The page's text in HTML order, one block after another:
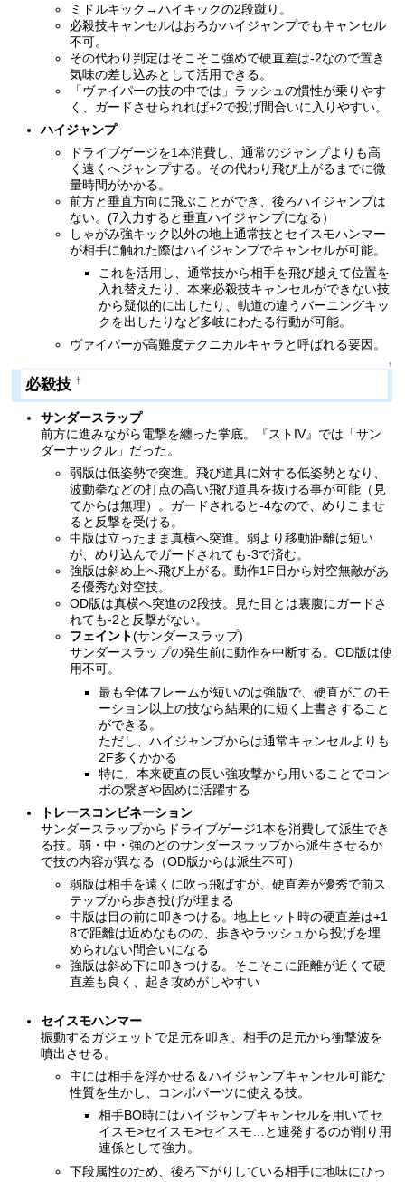
ミドルキック→ハイキックの2段蹴り。
必殺技キャンセルはおろかハイジャンプでもキャンセル
不可。
その代わり判定はそこそこ強めで硬直差は-2なので置き
気味の差し込みとして活用できる。
「ヴァイパーの技の中では」ラッシュの慣性が乗りやす
く、ガードさせられれば+2で投げ間合いに入りやすい。
ハイジャンプ
ドライブゲージを1本消費し、通常のジャンプよりも高
く遠くへジャンプする。その代わり飛び上がるまでに微
量時間がかかる。
前方と垂直方向に飛ぶことができ、後ろハイジャンプは
ない。(7入力すると垂直ハイジャンプになる）
しゃがみ強キック以外の地上通常技とセイスモハンマー
が相手に触れた際はハイジャンプでキャンセルが可能。
これを活用し、通常技から相手を飛び越えて位置を
入れ替えたり、本来必殺技キャンセルができない技
から疑似的に出したり、軌道の違うバーニングキッ
クを出したりなど多岐にわたる行動が可能。
ヴァイパーが高難度テクニカルキャラと呼ばれる要因。
↑
必殺技 †
サンダースラップ
前方に進みながら電撃を纏った掌底。『ストIV』では「サン
ダーナックル」だった。
弱版は低姿勢で突進。飛び道具に対する低姿勢となり、
波動拳などの打点の高い飛び道具を抜ける事が可能（見
てからは無理）。ガードされると-4なので、めりこませ
ると反撃を受ける。
中版は立ったまま真横へ突進。弱より移動距離は短い
が、めり込んでガードされても-3で済む。
強版は斜め上へ飛び上がる。動作1F目から対空無敵があ
る優秀な対空技。
OD版は真横へ突進の2段技。見た目とは裏腹にガードさ
れても-2と反撃がない。
フェイント(サンダースラップ)
サンダースラップの発生前に動作を中断する。OD版は使
用不可。
最も全体フレームが短いのは強版で、硬直がこのモ
ーション以上の技なら結果的に短く上書きすること
ができる。
ただし、ハイジャンプからは通常キャンセルよりも
2F多くかかる
特に、本来硬直の長い強攻撃から用いることでコン
ボの繋ぎや固めに活躍する
トレースコンビネーション
サンダースラップからドライブゲージ1本を消費して派生でき
る技。弱・中・強のどのサンダースラップから派生させるか
で技の内容が異なる（OD版からは派生不可）
弱版は相手を遠くに吹っ飛ばすが、硬直差が優秀で前ス
テップから歩き投げが埋まる
中版は目の前に叩きつける。地上ヒット時の硬直差は+1
8で距離は近めなものの、歩きやラッシュから投げを埋
められない間合いになる
強版は斜め下に叩きつける。そこそこに距離が近くて硬
直差も良く、起き攻めがしやすい
セイスモハンマー
振動するガジェットで足元を叩き、相手の足元から衝撃波を
噴出させる。
主には相手を浮かせる＆ハイジャンプキャンセル可能な
性質を生かし、コンボパーツに使える技。
相手BO時にはハイジャンプキャンセルを用いてセ
イスモ>セイスモ>セイスモ…と連発するのが削り用
連係として強力。
下段属性のため、後ろ下がりしている相手に地味にひっ